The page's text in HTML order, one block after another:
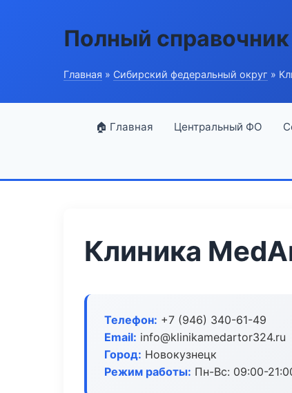
Полный
Главная » Сибирский федеральный округ »
🏠 Главная Центральный ФО
Клиника
Телефон: +7 (946) 340-61-49
Email: info@klinikamedartor324.ru
Город: Новокузнецк
Режим работы: Пн-Вс: 09:00-